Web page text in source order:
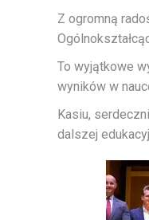
Z ogromną
To wyjątkowe
wyników w
Kasiu,
dalszej